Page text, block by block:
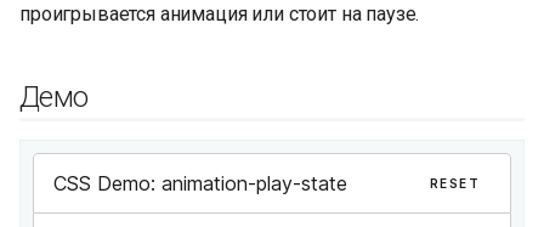
л
з
проигрывается анимация или стоит на паузе.
Демо